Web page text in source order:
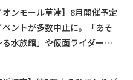
オンモール草津】8月開催予定
ベントが多数中止に。「あそ
る水族館」や仮面ライダーシ